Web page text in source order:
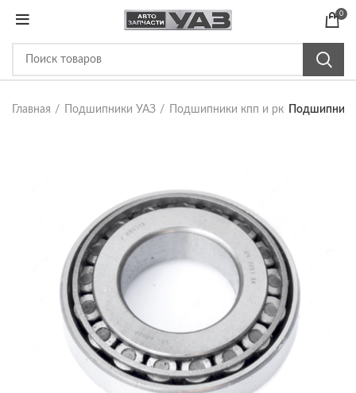
0
Главная Подшипники УАЗ Подшипники кпп и рк Подшипник